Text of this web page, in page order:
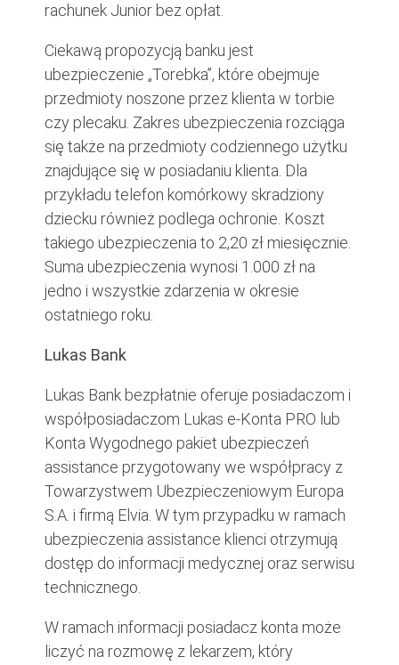
rachunek Junior bez opłat.
Ciekawą propozycją banku jest
ubezpieczenie „Torebka”, które obejmuje
przedmioty noszone przez klienta w torbie
czy plecaku. Zakres ubezpieczenia rozciąga
się także na przedmioty codziennego użytku
znajdujące się w posiadaniu klienta. Dla
przykładu telefon komórkowy skradziony
dziecku również podlega ochronie. Koszt
takiego ubezpieczenia to 2,20 zł miesięcznie.
Suma ubezpieczenia wynosi 1.000 zł na
jedno i wszystkie zdarzenia w okresie
ostatniego roku.
Lukas Bank
Lukas Bank bezpłatnie oferuje posiadaczom i
współposiadaczom Lukas e-Konta PRO lub
Konta Wygodnego pakiet ubezpieczeń
assistance przygotowany we współpracy z
Towarzystwem Ubezpieczeniowym Europa
S.A. i firmą Elvia. W tym przypadku w ramach
ubezpieczenia assistance klienci otrzymują
dostęp do informacji medycznej oraz serwisu
technicznego.
W ramach informacji posiadacz konta może
liczyć na rozmowę z lekarzem, który